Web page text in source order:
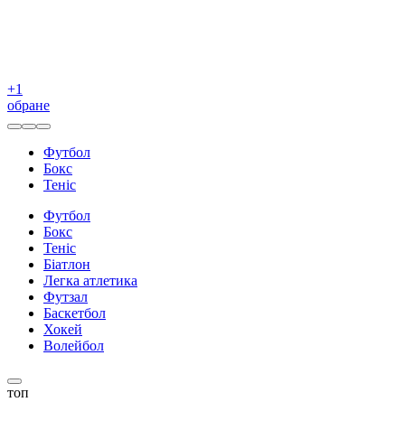
+1
обране
Футбол
Бокс
Теніс
Футбол
Бокс
Теніс
Біатлон
Легка атлетика
Футзал
Баскетбол
Хокей
Волейбол
топ